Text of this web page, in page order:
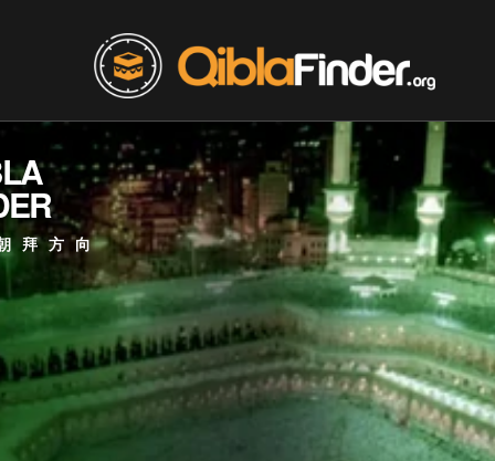
拜方向